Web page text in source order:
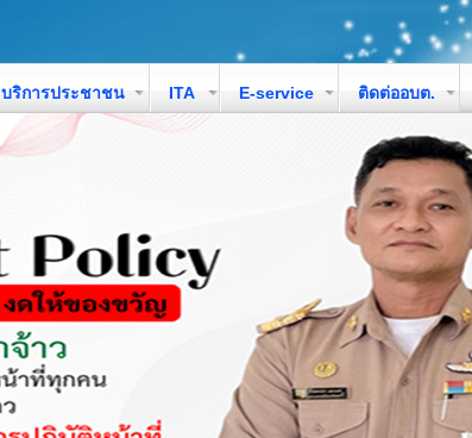
บริการประชาชน ITA E-service ติดต่ออบต.